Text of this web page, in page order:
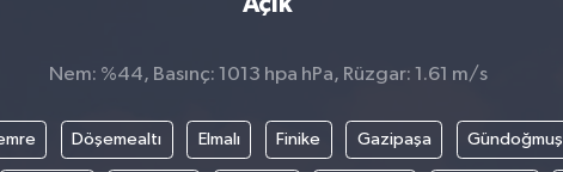
Nem: %44, Basınç: 1013 hpa hPa, Rüzgar: 1.61 m/s
Döşemealtı Elmalı Finike Gazipaşa Gündoğmuş